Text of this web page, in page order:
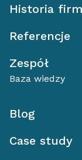
Historia
Referencje
Zespół
Baza wiedzy
Blog
Case study